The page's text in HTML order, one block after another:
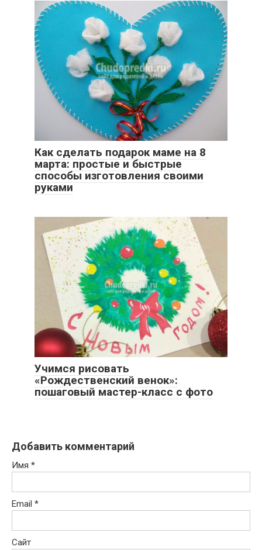
Как сделать подарок маме на 8
марта: простые и быстрые
способы изготовления своими
руками
Учимся рисовать
«Рождественский венок»:
пошаговый мастер-класс с фото
Добавить комментарий
Имя *
Email *
Сайт